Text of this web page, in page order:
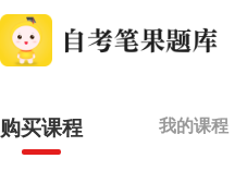
购买课程 我的课程